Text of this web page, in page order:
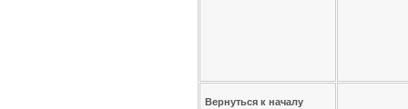
Вернуться к началу